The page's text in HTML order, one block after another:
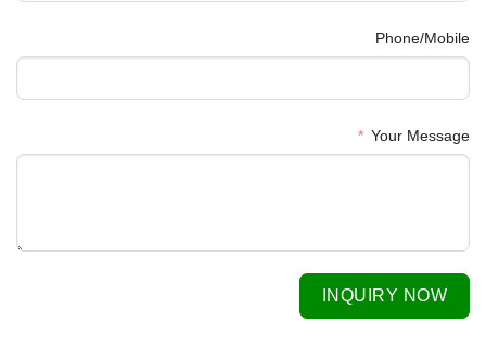
Phone/Mobile
Your Message
INQUIRY NOW